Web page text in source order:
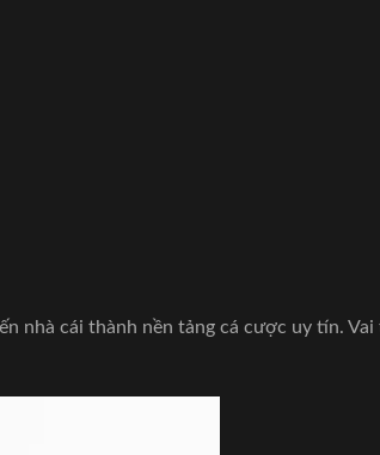
nhà cái thành nền tảng cá cược uy tín.